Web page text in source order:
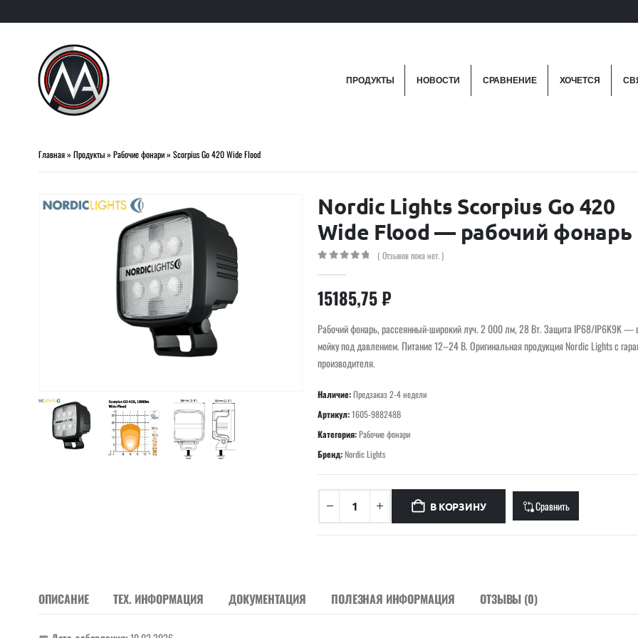
ПРОДУКТЫ НОВОСТИ СРАВНЕНИЕ ХОЧЕТСЯ
Главная» Продукты» Рабочие фонари» Scorpius Go 420 Wide Flood
Nordic Lights Scorpius Go 420
Wide Flood — рабочий фонарь
( Отзывов пока нет. )
15185,75₽
Рабочий фонарь, рассеянный-широкий луч. 2 000 лм, 28 Вт. Защита IP68/IP6K9K —
мойку под давлением. Питание 12–24 В. Оригинальная продукция Nordic Lights с
производителя.
Наличие:Предзаказ 2-4 недели
Артикул:1605-988248B
Категория:Рабочие фонари
Бренд:Nordic Lights
В КОРЗИНУ Сравнить
ОПИСАНИЕ ТЕХ. ИНФОРМАЦИЯ ДОКУМЕНТАЦИЯ ПОЛЕЗНАЯ ИНФОРМАЦИЯ ОТЗЫВЫ (0)